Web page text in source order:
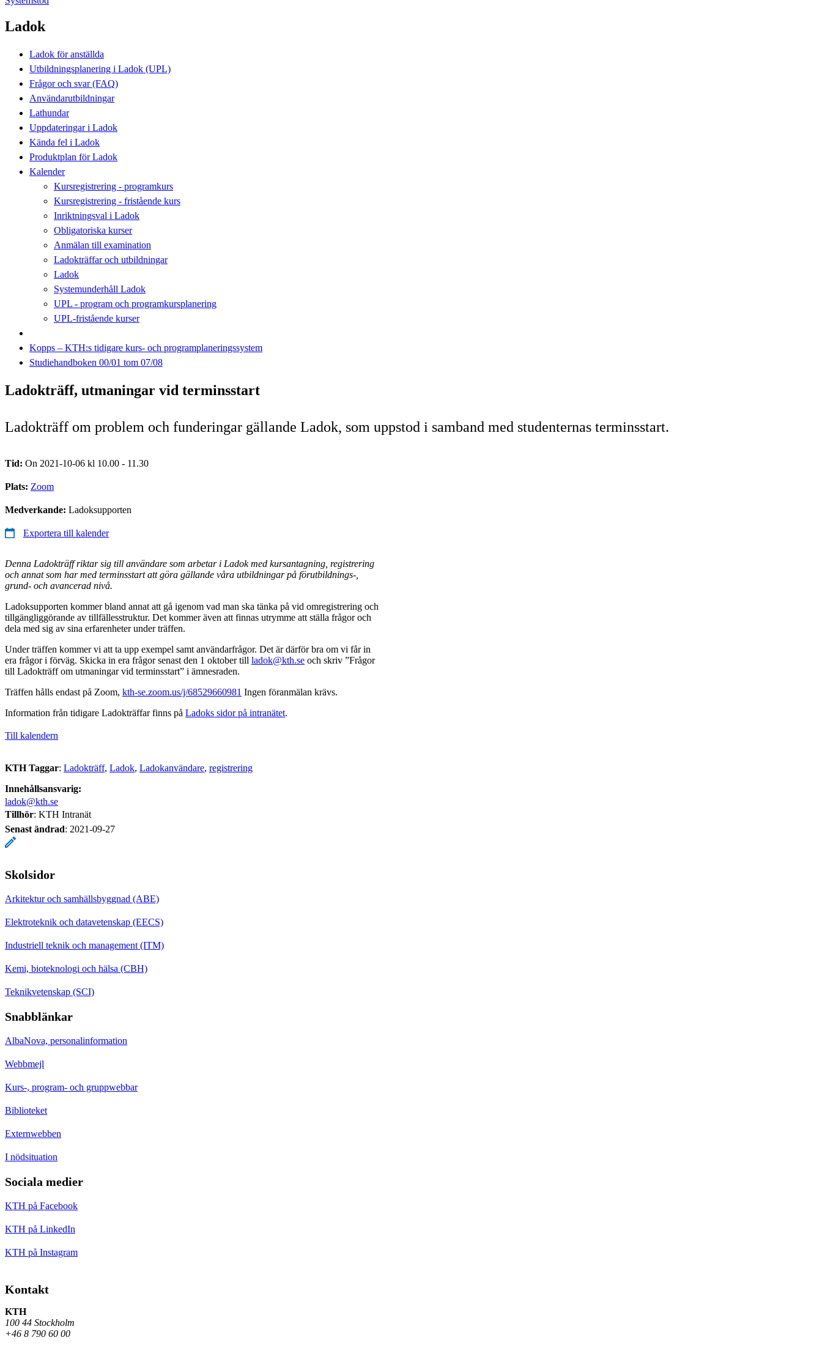
Ladok
Ladok för anställda
Utbildningsplanering i Ladok (UPL)
Frågor och svar (FAQ)
Användarutbildningar
Lathundar
Uppdateringar i Ladok
Kända fel i Ladok
Produktplan för Ladok
Kalender
Kursregistrering - programkurs
Kursregistrering - fristående kurs
Inriktningsval i Ladok
Obligatoriska kurser
Anmälan till examination
Ladokträffar och utbildningar
Ladok
Systemunderhåll Ladok
UPL - program och programkursplanering
UPL-fristående kurser
Kopps – KTH:s tidigare kurs- och programplaneringssystem
Studiehandboken 00/01 tom 07/08
Ladokträff, utmaningar vid terminsstart
Ladokträff om problem och funderingar gällande Ladok, som uppstod i samband med studenternas terminsstart.
Tid: On 2021-10-06 kl 10.00 - 11.30
Plats: Zoom
Medverkande: Ladoksupporten
Exportera till kalender
Denna Ladokträff riktar sig till användare som arbetar i Ladok med kursantagning, registrering
och annat som har med terminsstart att göra gällande våra utbildningar på förutbildnings-,
grund- och avancerad nivå.
Ladoksupporten kommer bland annat att gå igenom vad man ska tänka på vid omregistrering och
tillgängliggörande av tillfällesstruktur. Det kommer även att finnas utrymme att ställa frågor och
dela med sig av sina erfarenheter under träffen.
Under träffen kommer vi att ta upp exempel samt användarfrågor. Det är därför bra om vi får in
era frågor i förväg. Skicka in era frågor senast den 1 oktober till ladok@kth.se och skriv ”Frågor
till Ladokträff om utmaningar vid terminsstart” i ämnesraden.
Träffen hålls endast på Zoom, kth-se.zoom.us/j/68529660981 Ingen föranmälan krävs.
Information från tidigare Ladokträffar finns på Ladoks sidor på intranätet.
Till kalendern
KTH Taggar: Ladokträff Ladok Ladokanvändare registrering
Innehållsansvarig:
ladok@kth.se
Tillhör: KTH Intranät
Senast ändrad: 2021-09-27
Skolsidor
Arkitektur och samhällsbyggnad (ABE)
Elektroteknik och datavetenskap (EECS)
Industriell teknik och management (ITM)
Kemi, bioteknologi och hälsa (CBH)
Teknikvetenskap (SCI)
Snabblänkar
AlbaNova, personalinformation
Webbmejl
Kurs-, program- och gruppwebbar
Biblioteket
Externwebben
I nödsituation
Sociala medier
KTH på Facebook
KTH på LinkedIn
KTH på Instagram
Kontakt
KTH
100 44 Stockholm
+46 8 790 60 00